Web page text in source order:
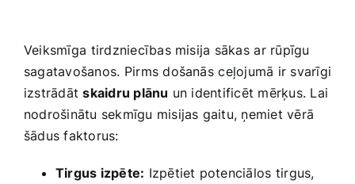
Veiksmīga⁣ tirdzniecības misija sākas⁢ ar rūpīgu
sagatavošanos. ⁣Pirms došanās ⁢ceļojumā ir svarīgi
izstrādātskaidru plānu un identificēt mērķus. Lai
nodrošinātu sekmīgu misijas gaitu, ņemiet vērā
šādus faktorus:
Tirgus izpēte: Izpētiet potenciālos⁢ tirgus,